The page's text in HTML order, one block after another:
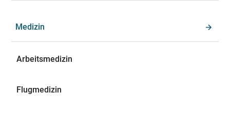
Medizin
Arbeitsmedizin
Flugmedizin